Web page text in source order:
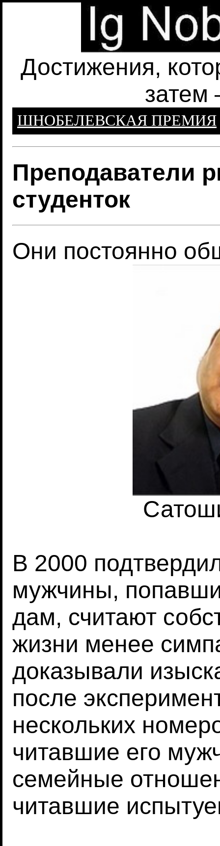
Достижения,
затем
ШНОБЕЛЕВСКАЯ ПРЕМИЯ
Преподаватели
студенток
Они постоянно
В 2000
мужчины,
дам, считают
жизни менее
доказывали
после
нескольких
читавшие его
семейные
читавшие